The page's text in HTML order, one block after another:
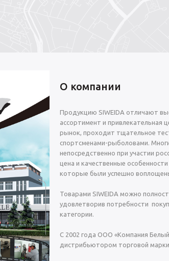
О компании
Продукцию SIWEIDA отличают
ассортимент и привлекательная
рынок, проходит тщательное
спортсменами-рыболовами.
непосредственно при участии
цена и качественные
которые были успешно
Товарами SIWEIDA можно
удовлетворив потребности
категории.
С 2002 года ООО «Компания
дистрибьютором торговой марки